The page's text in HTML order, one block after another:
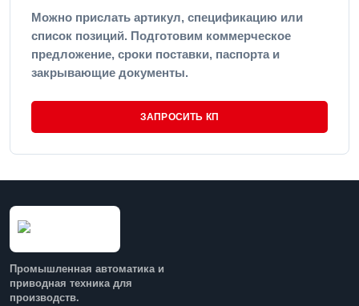
Можно прислать артикул, спецификацию или
список позиций. Подготовим коммерческое
предложение, сроки поставки, паспорта и
закрывающие документы.
ЗАПРОСИТЬ КП
Промышленная автоматика и
приводная техника для
производств.